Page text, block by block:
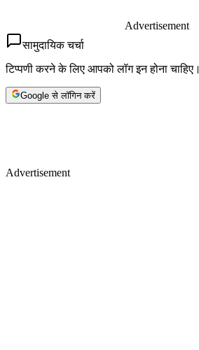
Advertisement
सामुदायिक चर्चा
टिप्पणी करने के लिए आपको लॉग इन होना चाहिए।
Google से लॉगिन करें
Advertisement